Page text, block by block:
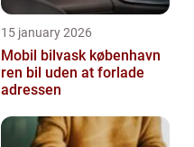
15 january 2026
Mobil bilvask københavn
ren bil uden at forlade
adressen